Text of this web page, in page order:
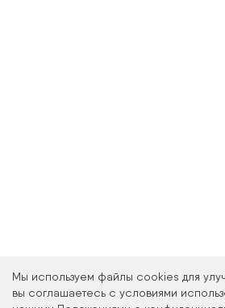
Мы используем файлы cookies для
вы соглашаетесь с условиями